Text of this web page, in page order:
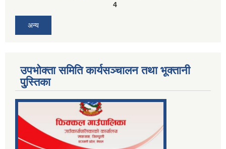
4
अन्य
उपभोक्ता समिति कार्यसञ्चालन तथा भूक्तानी
पु्स्तिका